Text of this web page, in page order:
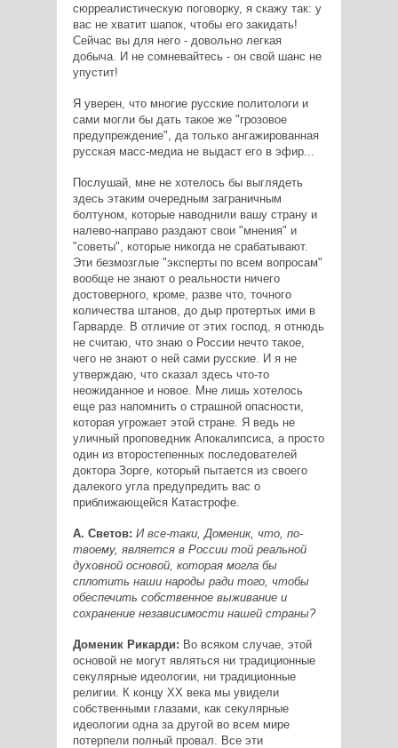
сюрреалистическую поговорку, я скажу так: у
вас не хватит шапок, чтобы его закидать!
Сейчас вы для него - довольно легкая
добыча. И не сомневайтесь - он свой шанс не
упустит!
Я уверен, что многие русские политологи и
сами могли бы дать такое же "грозовое
предупреждение", да только ангажированная
русская масс-медиа не выдаст его в эфир...
Послушай, мне не хотелось бы выглядеть
здесь этаким очередным заграничным
болтуном, которые наводнили вашу страну и
налево-направо раздают свои "мнения" и
"советы", которые никогда не срабатывают.
Эти безмозглые "эксперты по всем вопросам"
вообще не знают о реальности ничего
достоверного, кроме, разве что, точного
количества штанов, до дыр протертых ими в
Гарварде. В отличие от этих господ, я отнюдь
не считаю, что знаю о России нечто такое,
чего не знают о ней сами русские. И я не
утверждаю, что сказал здесь что-то
неожиданное и новое. Мне лишь хотелось
еще раз напомнить о страшной опасности,
которая угрожает этой стране. Я ведь не
уличный проповедник Апокалипсиса, а просто
один из второстепенных последователей
доктора Зорге, который пытается из своего
далекого угла предупредить вас о
приближающейся Катастрофе.
А. Светов: И все-таки, Доменик, что, по-
твоему, является в России той реальной
духовной основой, которая могла бы
сплотить наши народы ради того, чтобы
обеспечить собственное выживание и
сохранение независимости нашей страны?
Доменик Рикарди: Во всяком случае, этой
основой не могут являться ни традиционные
секулярные идеологии, ни традиционные
религии. К концу XX века мы увидели
собственными глазами, как секулярные
идеологии одна за другой во всем мире
потерпели полный провал. Все эти